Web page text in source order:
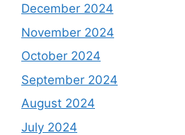
December 2024
November 2024
October 2024
September 2024
August 2024
July 2024